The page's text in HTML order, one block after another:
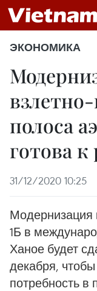
ЭКОНОМИКА
полоса
готова к
31/12/2020 10:25
Модернизация
1Б в
Ханое будет
декабря,
потребность в